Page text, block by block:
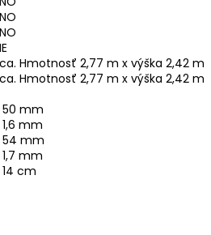
Hmotnosť 2,77 m x výška 2,42 m
Hmotnosť 2,77 m x výška 2,42 m
mm
mm
mm
mm
cm